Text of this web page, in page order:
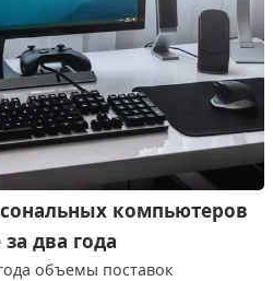
компьютеров
два года
объемы поставок